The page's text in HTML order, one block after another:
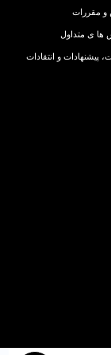
و مقررات
ها ی متداول
پیشنهادات و انتقادات